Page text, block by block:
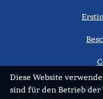
Diese Website
sind für den Betrieb der